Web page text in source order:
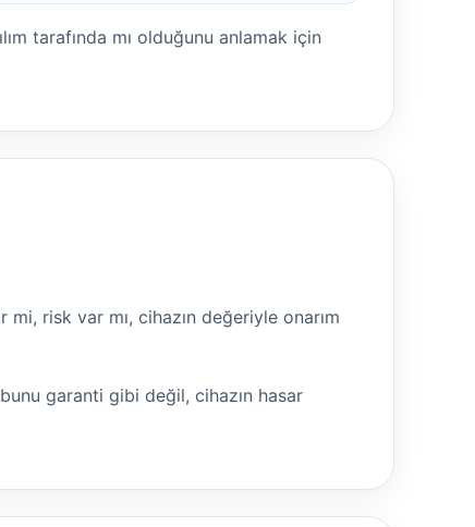
tarafında mı olduğunu anlamak için
risk var mı, cihazın değeriyle onarım
garanti gibi değil, cihazın hasar